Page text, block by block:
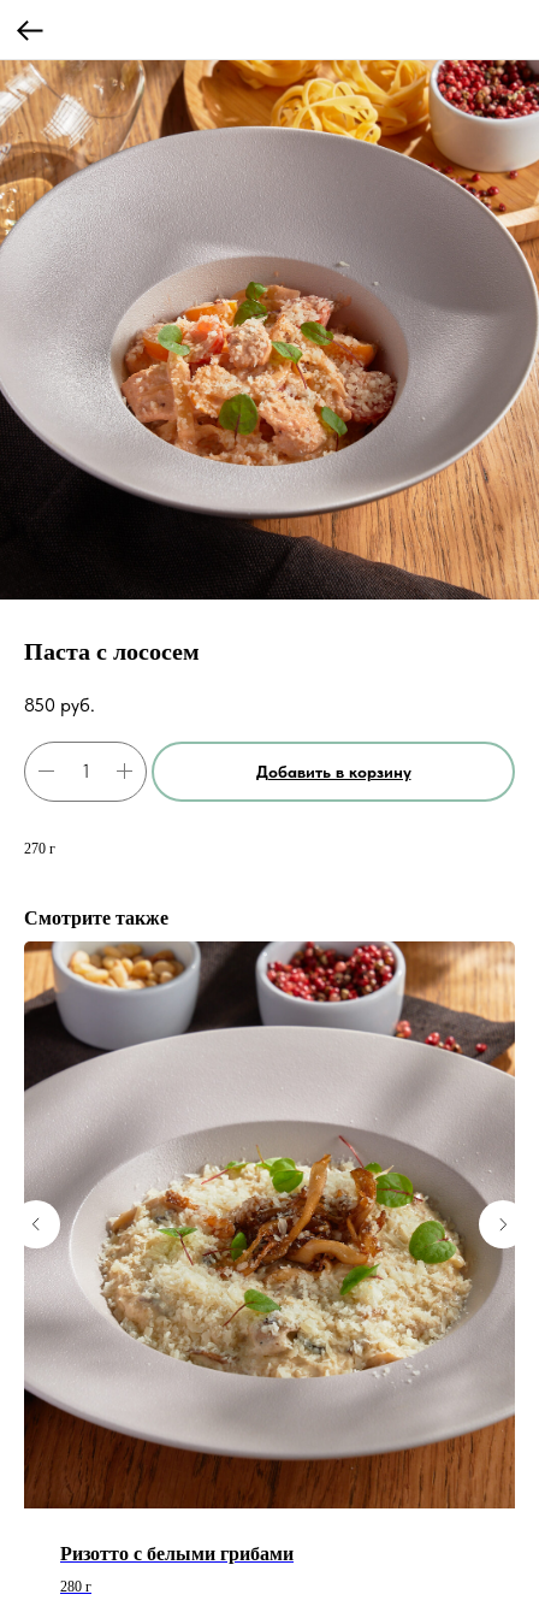
Паста с лососем
850 руб.
Добавить в корзину
270 г
Смотрите также
Ризотто с белыми грибами
280 г